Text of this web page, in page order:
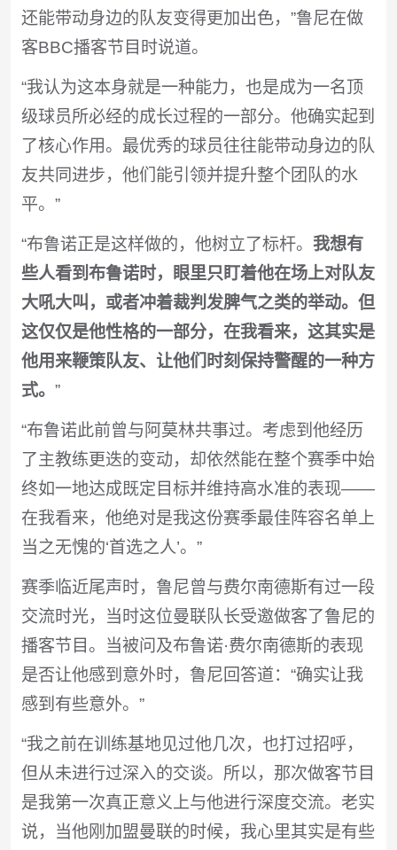
还能带动身边的队友变得更加出色，”鲁尼在做
客BBC播客节目时说道。
“我认为这本身就是一种能力，也是成为一名顶
级球员所必经的成长过程的一部分。他确实起到
了核心作用。最优秀的球员往往能带动身边的队
友共同进步，他们能引领并提升整个团队的水
平。”
“布鲁诺正是这样做的，他树立了标杆。 我想有
些人看到布鲁诺时，眼里只盯着他在场上对队友
大吼大叫，或者冲着裁判发脾气之类的举动。但
这仅仅是他性格的一部分，在我看来，这其实是
他用来鞭策队友、让他们时刻保持警醒的一种方
式。 ”
“布鲁诺此前曾与阿莫林共事过。考虑到他经历
了主教练更迭的变动，却依然能在整个赛季中始
终如一地达成既定目标并维持高水准的表现——
在我看来，他绝对是我这份赛季最佳阵容名单上
当之无愧的‘首选之人’。”
赛季临近尾声时，鲁尼曾与费尔南德斯有过一段
交流时光，当时这位曼联队长受邀做客了鲁尼的
播客节目。当被问及布鲁诺·费尔南德斯的表现
是否让他感到意外时，鲁尼回答道：“确实让我
感到有些意外。”
“我之前在训练基地见过他几次，也打过招呼，
但从未进行过深入的交谈。所以，那次做客节目
是我第一次真正意义上与他进行深度交流。老实
说，当他刚加盟曼联的时候，我心里其实是有些